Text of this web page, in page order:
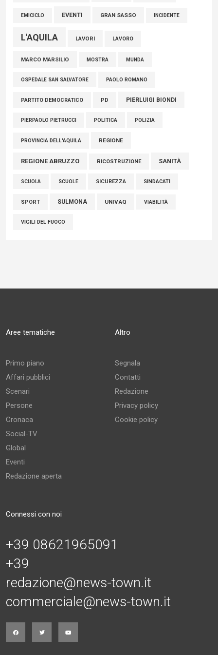
EMICICLO EVENTI GRAN SASSO INCIDENTE
L'AQUILA LAVORI LAVORO
MARCO MARSILIO MOSTRA MUNDA
OSPEDALE SAN SALVATORE PAOLO ROMANO
PARTITO DEMOCRATICO PD PIERLUIGI BIONDI
PIERPAOLO PIETRUCCI POLITICA POLIZIA
PROVINCIA DELL'AQUILA REGIONE
REGIONE ABRUZZO RICOSTRUZIONE SANITÀ
SCUOLA SCUOLE SICUREZZA SINDACATI
SPORT SULMONA UNIVAQ VIABILITÀ
VIGILI DEL FUOCO
Aree tematiche
Primo piano
Affari pubblici
Scenari
Persone
Cronaca
Social-TV
Global
Eventi
Redazione aperta
Altro
Segnala
Contatti
Redazione
Privacy policy
Cookie policy
Connessi con noi
+39 08621965091
+39
redazione@news-town.it
commerciale@news-town.it